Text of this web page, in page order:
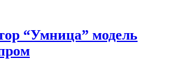
“Умница” модель